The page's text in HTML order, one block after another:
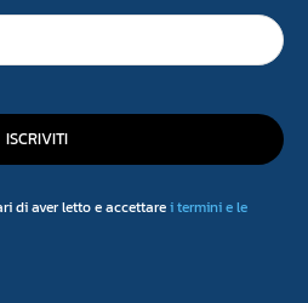
ISCRIVITI
di aver letto e accettarei termini e le